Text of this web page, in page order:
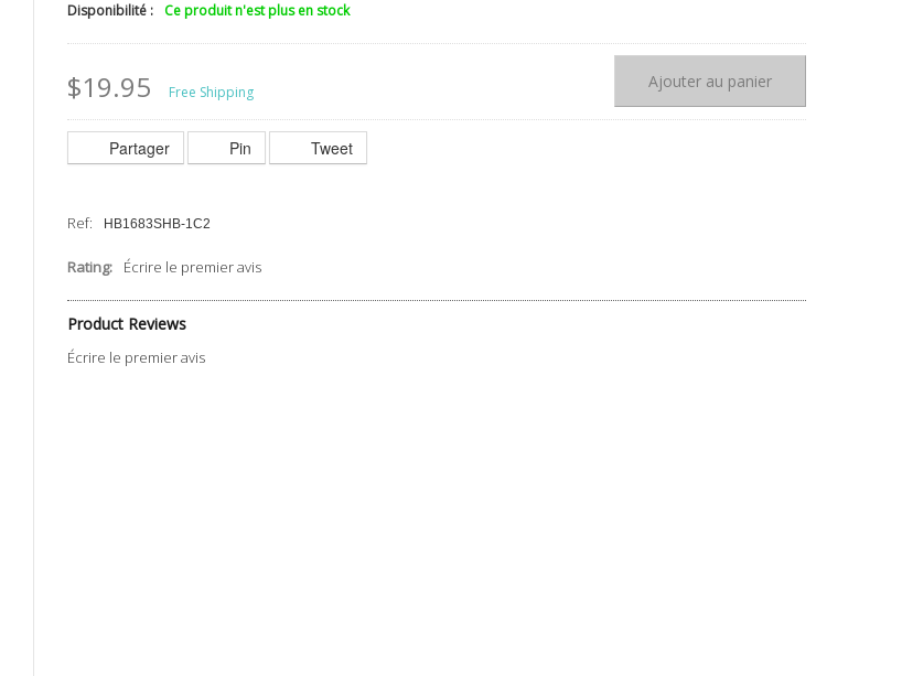
Disponibilité : Ce produit n'est plus en stock
$19.95 Free Shipping
Ajouter au panier
Partager Pin Tweet
Ref: HB1683SHB-1C2
Rating: Écrire le premier avis
Product Reviews
Écrire le premier avis